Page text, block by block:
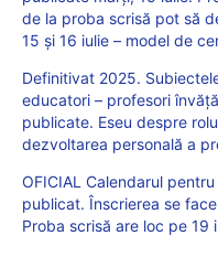
de la proba scrisă pot să
15 și 16 iulie – model de
Definitivat 2025.
educatori – profesori
publicate. Eseu despre
dezvoltarea personală a
OFICIAL Calendarul
publicat. Înscrierea se
Proba scrisă are loc pe 19